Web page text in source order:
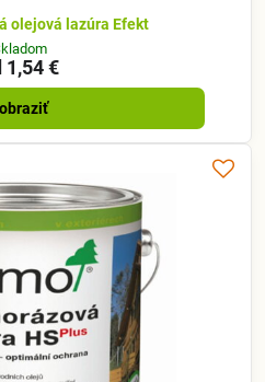
olejová lazúra Efekt
1,54 €